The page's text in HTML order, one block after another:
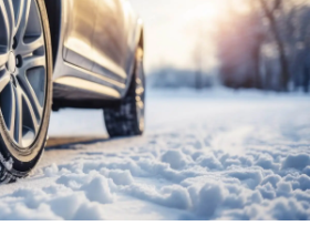
winterbanden
bij jou in de buurt
Merken: